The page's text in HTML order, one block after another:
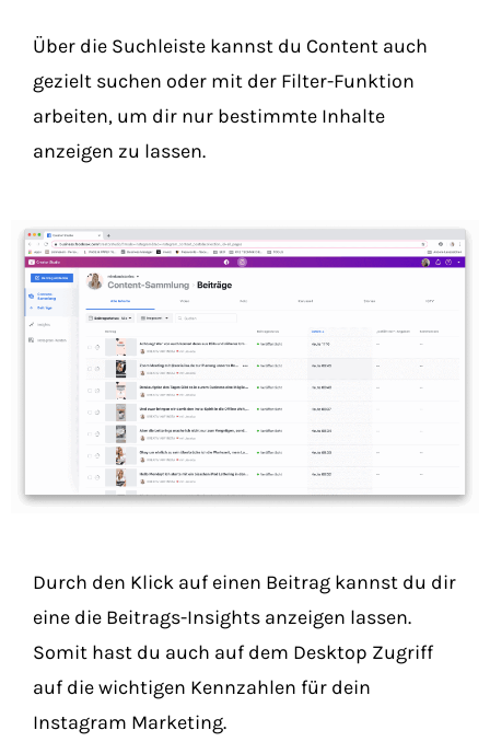
Über die Suchleiste kannst du Content auch
gezielt suchen oder mit der Filter-Funktion
arbeiten, um dir nur bestimmte Inhalte
anzeigen zu lassen.
Durch den Klick auf einen Beitrag kannst du dir
eine die Beitrags-Insights anzeigen lassen.
Somit hast du auch auf dem Desktop Zugriff
auf die wichtigen Kennzahlen für dein
Instagram Marketing.